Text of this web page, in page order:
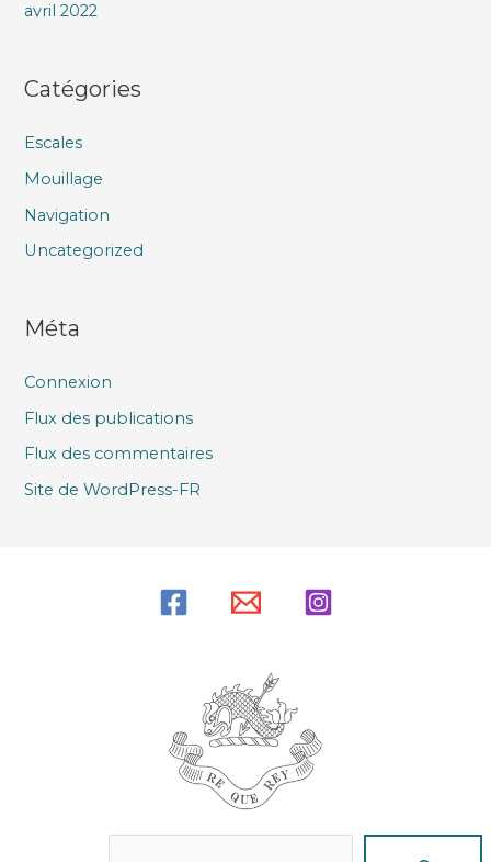
avril 2022
Catégories
Escales
Mouillage
Navigation
Uncategorized
Méta
Connexion
Flux des publications
Flux des commentaires
Site de WordPress-FR